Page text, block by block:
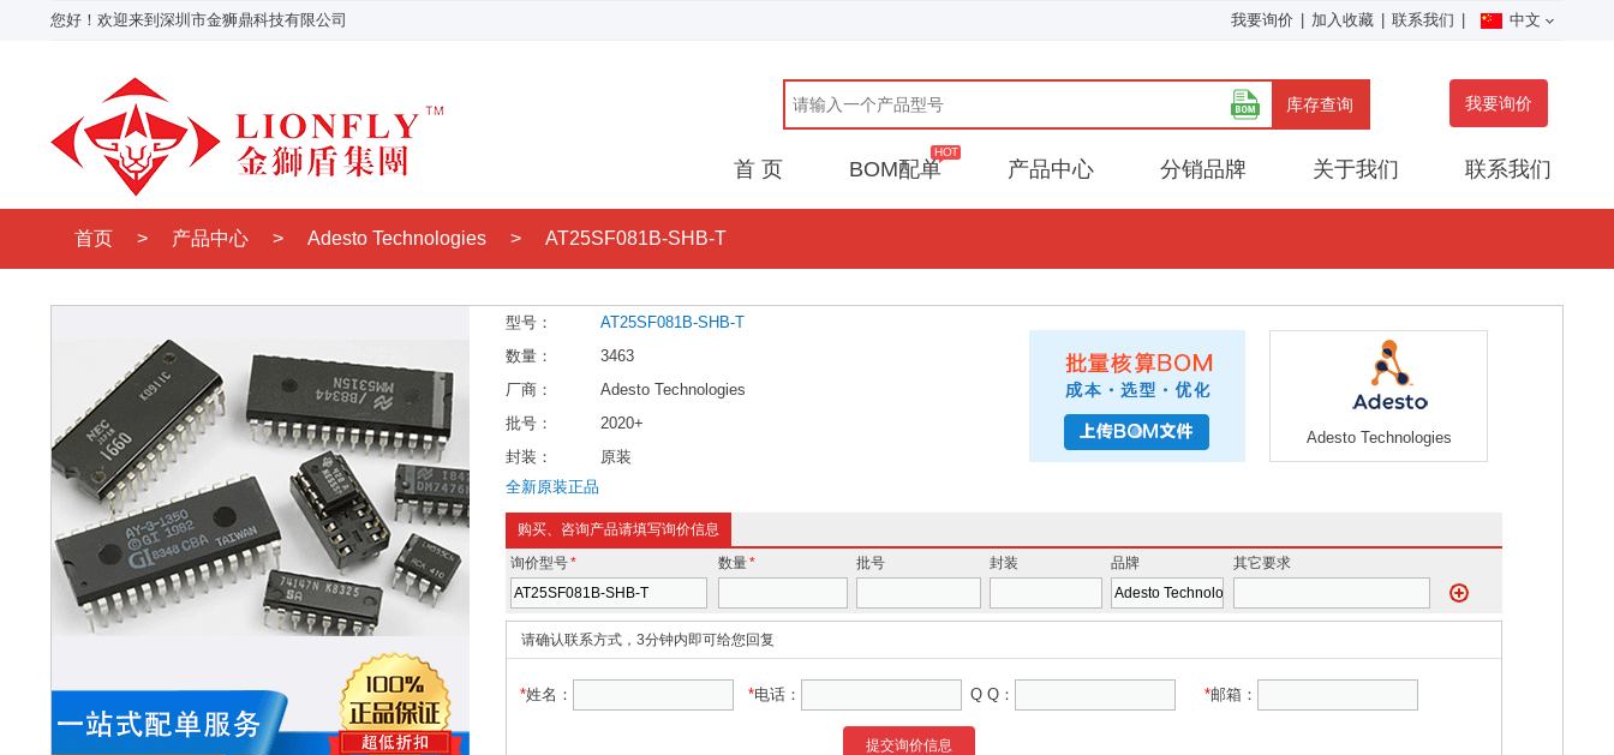
您好！欢迎来到深圳市金狮鼎科技有限公司 我要询价 加入收藏 联系我们 中文
库存查询 我要询价
首 页 BOM配单 产品中心 分销品牌 关于我们 联系我们
首页 > 产品中心 > Adesto Technologies > AT25SF081B-SHB-T
型号：
AT25SF081B-SHB-T
数量：
3463
厂商：
Adesto Technologies
批号：
2020+
封装：
原装
全新原装正品
Adesto Technologies
购买、咨询产品请填写询价信息
询价型号* 数量* 批号 封装 品牌 其它要求
请确认联系方式，3分钟内即可给您回复
*姓名： *电话： Q Q： *邮箱：
提交询价信息